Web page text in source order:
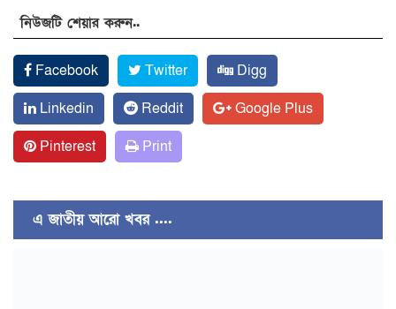
নিউজটি শেয়ার করুন..
Facebook Twitter
Digg
Linkedin
Reddit
Google Plus
Pinterest
Print
এ জাতীয় আরো খবর ....